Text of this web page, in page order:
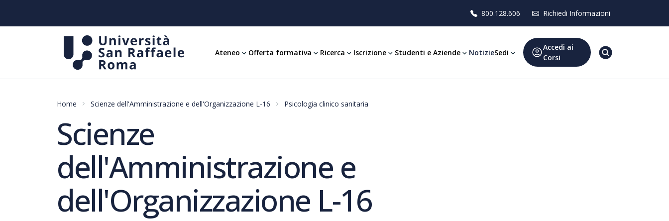
800.128.606 Richiedi Informazioni
Ateneo Offerta formativa Ricerca Iscrizione Studenti e Aziende NotizieSedi
Accedi ai
Corsi
Home Scienze dell'Amministrazione e dell'Organizzazione L-16 Psicologia clinico sanitaria
Scienze
dell'Amministrazione e
dell'Organizzazione L-16